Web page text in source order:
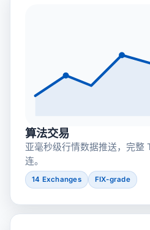
算法交易
亚毫秒级行情数据推送，完整
连。
14 Exchanges FIX-grade